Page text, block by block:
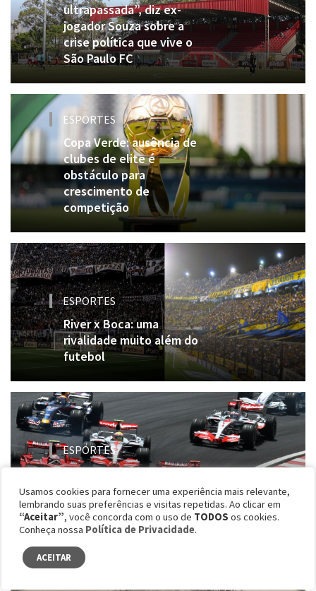
ultrapassada”, diz ex-
jogador Souza sobre a
crise política que vive o
São Paulo FC
ESPORTES
Copa Verde: ausência de
clubes de elite é
obstáculo para
crescimento de
competição
ESPORTES
River x Boca: uma
rivalidade muito além do
futebol
ESPORTES
Fórmula 1: sem brasileiros
no grid, modalidade ainda
tem futuro no país?
Usamos cookies para fornecer uma experiência mais relevante,
lembrando suas preferências e visitas repetidas. Ao clicar em
“Aceitar”, você concorda com o uso de TODOS os cookies.
Conheça nossa Política de Privacidade.
ACEITAR